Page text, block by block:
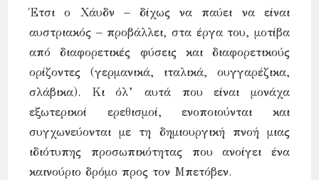
Έτσι ο Χάυδν – δίχως να παύει να είναι
αυστριακός – προβάλλει, στα έργα του, μοτίβα
από διαφορετικές φύσεις και διαφορετικούς
ορίζοντες (γερμανικά, ιταλικά, ουγγαρέζικα,
σλάβικα). Κι όλ’ αυτά που είναι μονάχα
εξωτερικοί ερεθισμοί, ενοποιούνται και
συγχωνεύονται με τη δημιουργική πνοή μιας
ιδιότυπης προσωπικότητας που ανοίγει ένα
καινούριο δρόμο προς τον Μπετόβεν.